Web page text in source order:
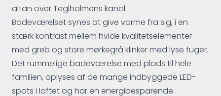
altan over Teglholmens kanal.
Badeværelset synes at give varme fra sig, i en
stærk kontrast mellem hvide kvalitetselementer
med greb og store mørkegrå klinker med lyse fuger.
Det rummelige badeværelse med plads til hele
familien, oplyses af de mange indbyggede LED-
spots i loftet og har en energibesparende